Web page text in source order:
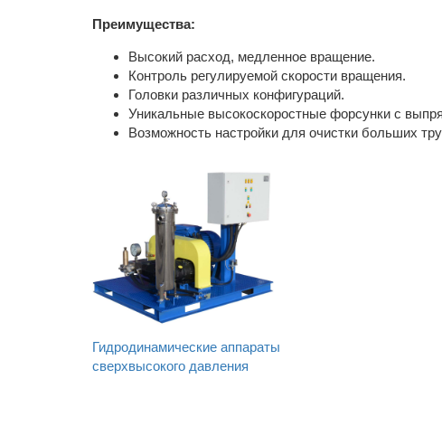
Преимущества:
Высокий расход, медленное вращение.
Контроль регулируемой скорости вращения.
Головки различных конфигураций.
Уникальные высокоскоростные форсунки с
Возможность настройки для очистки больших
Гидродинамические аппараты
сверхвысокого давления